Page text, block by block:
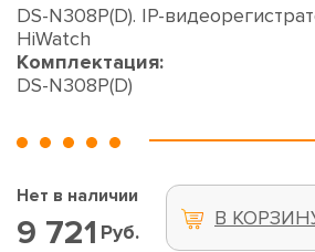
DS-N308P(D). IP-
HiWatch
Комплектация:
DS-N308P(D)
Нет в наличии
9 721 Руб.
В